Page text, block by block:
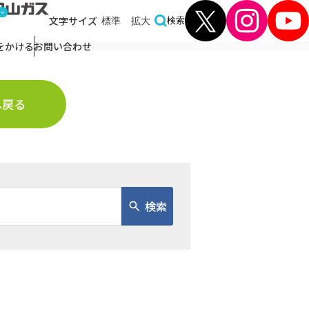
文字サイズ 標準 拡大 検索
かけるお問い合わせ
る
検索